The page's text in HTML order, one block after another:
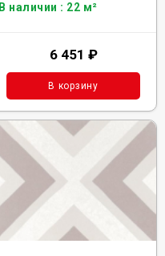
В наличии : 22 м²
6 451 ₽
В корзину